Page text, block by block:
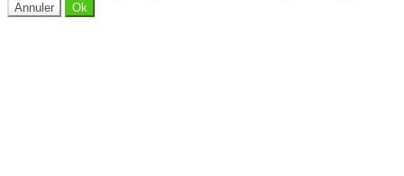
Annuler Ok